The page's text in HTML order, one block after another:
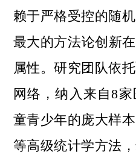
赖于严格受控的随
最大的方法论创新
属性。研究团队依
网络，纳入来自8
童青少年的庞大样
等高级统计学方法